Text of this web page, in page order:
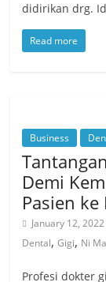
didirikan drg.
Read more
Business
Demi
Pasien
January 12, 2022
Dental,Gigi, Ni
Profesi dokter